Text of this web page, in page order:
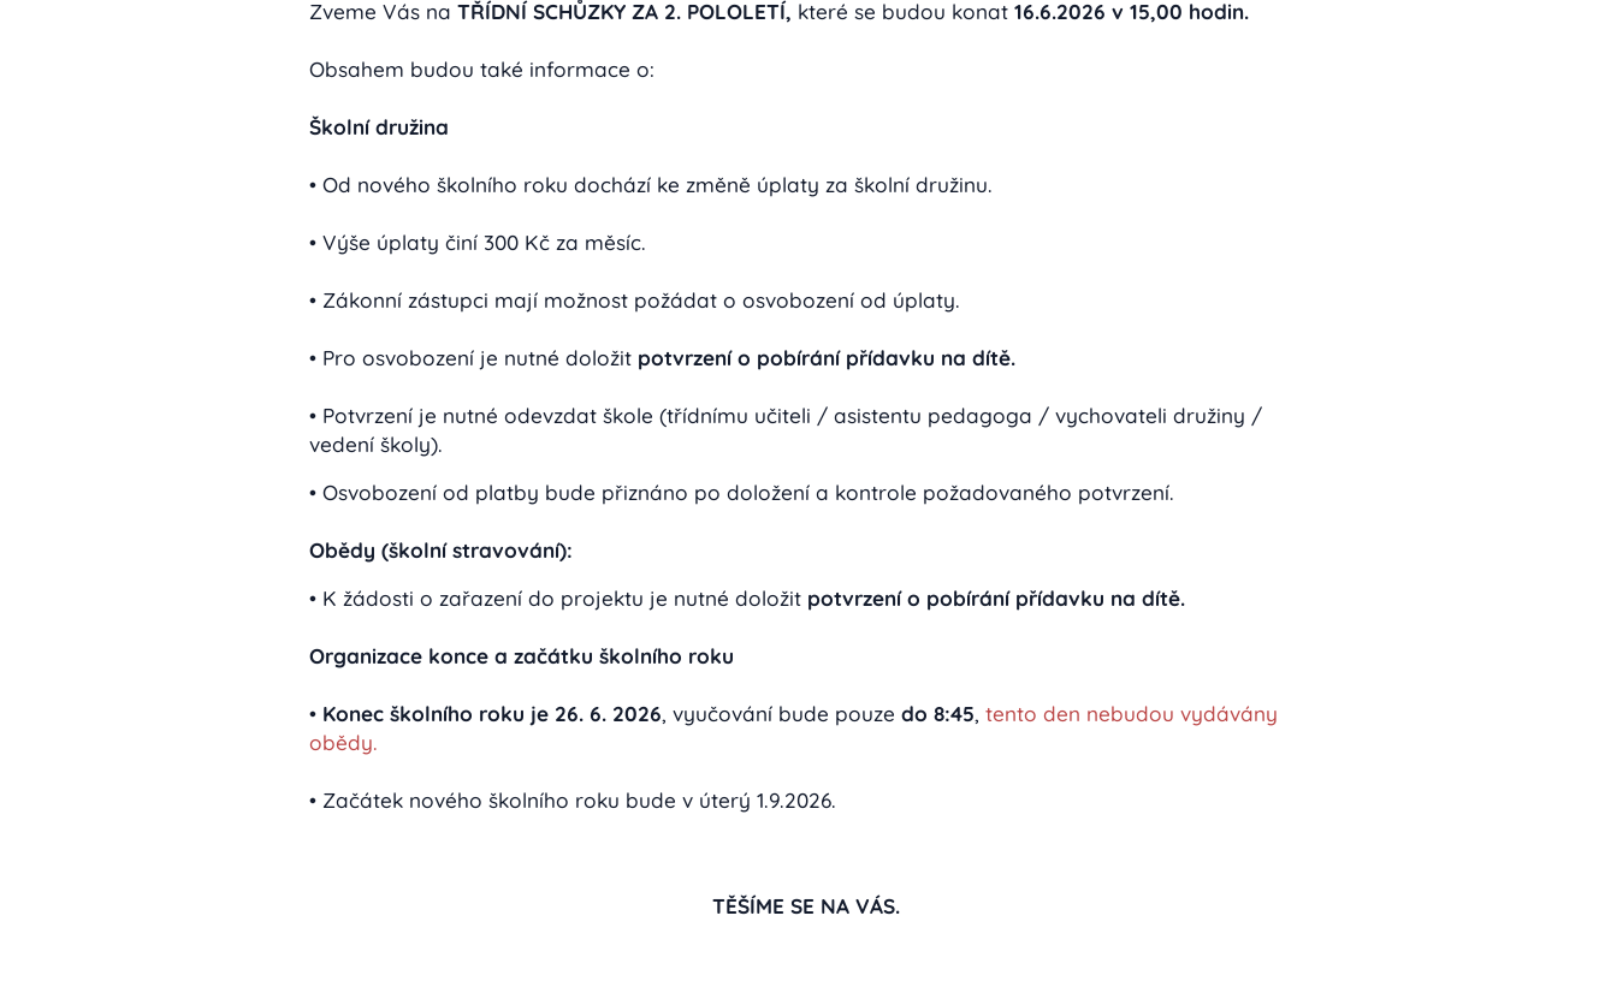
Zveme Vás na TŘÍDNÍ SCHŮZKY ZA 2. POLOLETÍ, které se budou konat 16.6.2026 v 15,00 hodin.
Obsahem budou také informace o:
Školní družina
• Od nového školního roku dochází ke změně úplaty za školní družinu.
• Výše úplaty činí 300 Kč za měsíc.
• Zákonní zástupci mají možnost požádat o osvobození od úplaty.
• Pro osvobození je nutné doložit potvrzení o pobírání přídavku na dítě.
• Potvrzení je nutné odevzdat škole (třídnímu učiteli / asistentu pedagoga / vychovateli družiny /
vedení školy).
• Osvobození od platby bude přiznáno po doložení a kontrole požadovaného potvrzení.
Obědy (školní stravování):
• K žádosti o zařazení do projektu je nutné doložit potvrzení o pobírání přídavku na dítě.
Organizace konce a začátku školního roku
• Konec školního roku je 26. 6. 2026, vyučování bude pouze do 8:45, tento den nebudou vydávány
obědy.
• Začátek nového školního roku bude v úterý 1.9.2026.
TĚŠÍME SE NA VÁS.